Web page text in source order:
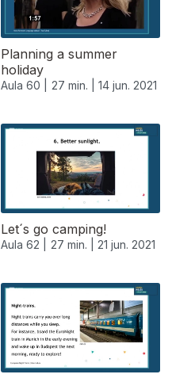
Planning a summer
holiday
Aula 60 | 27 min. | 14 jun. 2021
Let´s go camping!
Aula 62 | 27 min. | 21 jun. 2021